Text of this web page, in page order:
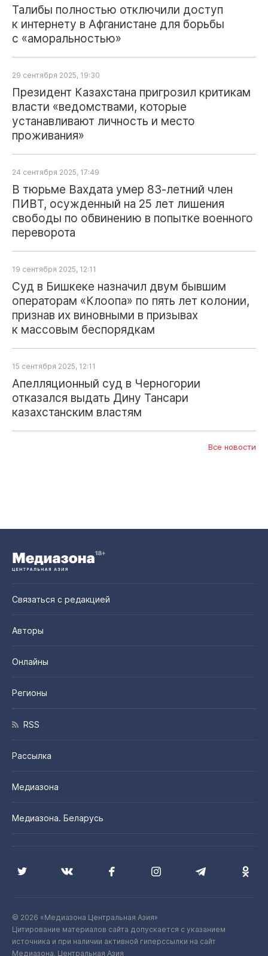
Талибы полностью отключили доступ
к интернету в Афганистане для борьбы
с «аморальностью»
29 сентября 2025, 19:30
Президент Казахстана пригрозил критикам
власти «ведомствами, которые
устанавливают личность и место
проживания»
24 сентября 2025, 17:49
В тюрьме Вахдата умер 83‑летний член
ПИВТ, осужденный на 25 лет лишения
свободы по обвинению в попытке военного
переворота
19 сентября 2025, 12:11
Суд в Бишкеке назначил двум бывшим
операторам «Клоопа» по пять лет колонии,
признав их виновными в призывах
к массовым беспорядкам
15 сентября 2025, 12:11
Апелляционный суд в Черногории
отказался выдать Дину Тансари
казахстанским властям
Все новости
Связаться с редакцией
Авторы
Онлайны
Регионы
RSS
Рассылка
Медиазона
Медиазона. Беларусь
© 2026 «Медиазона Центральная Азия»
Цитирование материалов сайта допускается с указанием
источника и при наличии активной гиперссылки на сайт
Медиазона. Центральная Азия